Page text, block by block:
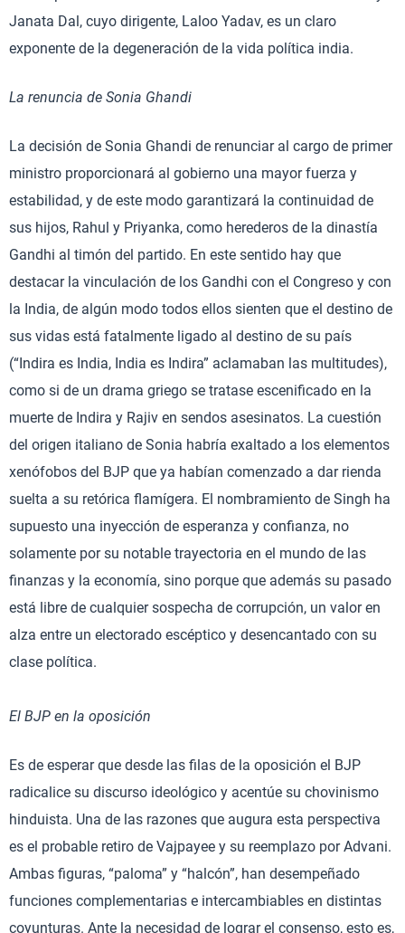
Janata Dal, cuyo dirigente, Laloo Yadav, es un claro
exponente de la degeneración de la vida política india.
La renuncia de Sonia Ghandi
La decisión de Sonia Ghandi de renunciar al cargo de primer
ministro proporcionará al gobierno una mayor fuerza y
estabilidad, y de este modo garantizará la continuidad de
sus hijos, Rahul y Priyanka, como herederos de la dinastía
Gandhi al timón del partido. En este sentido hay que
destacar la vinculación de los Gandhi con el Congreso y con
la India, de algún modo todos ellos sienten que el destino de
sus vidas está fatalmente ligado al destino de su país
(“Indira es India, India es Indira” aclamaban las multitudes),
como si de un drama griego se tratase escenificado en la
muerte de Indira y Rajiv en sendos asesinatos. La cuestión
del origen italiano de Sonia habría exaltado a los elementos
xenófobos del BJP que ya habían comenzado a dar rienda
suelta a su retórica flamígera. El nombramiento de Singh ha
supuesto una inyección de esperanza y confianza, no
solamente por su notable trayectoria en el mundo de las
finanzas y la economía, sino porque que además su pasado
está libre de cualquier sospecha de corrupción, un valor en
alza entre un electorado escéptico y desencantado con su
clase política.
El BJP en la oposición
Es de esperar que desde las filas de la oposición el BJP
radicalice su discurso ideológico y acentúe su chovinismo
hinduista. Una de las razones que augura esta perspectiva
es el probable retiro de Vajpayee y su reemplazo por Advani.
Ambas figuras, “paloma” y “halcón”, han desempeñado
funciones complementarias e intercambiables en distintas
coyunturas. Ante la necesidad de lograr el consenso, esto es,